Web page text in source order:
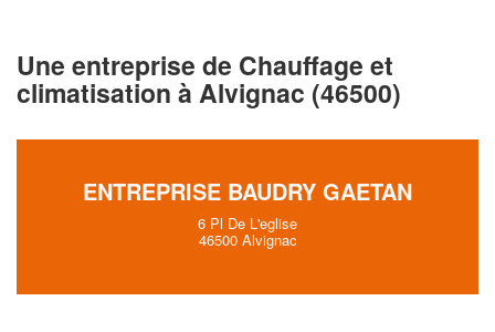
Une entreprise de Chauffage et
climatisation à Alvignac (46500)
ENTREPRISE BAUDRY GAETAN
6 Pl De L'eglise
46500 Alvignac